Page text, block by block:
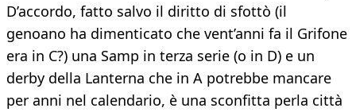
D’accordo, fatto salvo il diritto di sfottò (il
genoano ha dimenticato che vent’anni fa il Grifone
era in C?) una Samp in terza serie (o in D) e un
derby della Lanterna che in A potrebbe mancare
per anni nel calendario, è una sconfitta perla città